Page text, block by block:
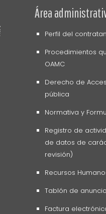
Área
Perfil del
Procedimientos
OAMC
Derecho de
pública
Normativa y
Registro de
de datos de
revisión)
Recursos
Tablón de
Factura